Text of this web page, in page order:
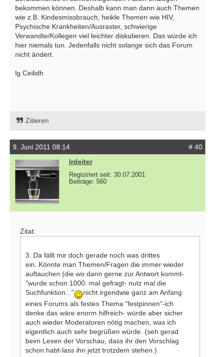
bekommen können. Deshalb kann man dann auch Themen
wie z.B. Kindesmissbrauch, heikle Themen wie HIV,
Psychische Krankheiten/Ausraster, schwierige
Verwandte/Kollegen viel leichter diskutieren. Das würde ich
hier niemals tun. Jedenfalls nicht solange sich das Forum
nicht ändert.
lg Ceilidh
Zitieren
9. Juni 2011 08:14
# 40
lrdeiter
Registriert seit: 30.07.2001
Beiträge: 560
Zitat:
3. Da fällt mir doch gerade noch was drittes
ein..Könnte man Themen/Fragen die immer wieder
auftauchen (die wo dann gerne zur Antwort kommt-
"wurde schon 1000. mal gefragt- nutz mal die
Suchfunktion..."
nicht irgendwie ganz am Anfang
eines Forums als festes Thema "festpinnen"-ich
denke das wäre enorm hilfreich- würde aber sicher
auch wieder Moderatoren nötig machen, was ich
eigentlich auch sehr begrüßen würde. (seh gerad
beim Lesen der Vorschau, dass ihr den Vorschlag
schon habt-lass ihn jetzt trotzdem stehen.)